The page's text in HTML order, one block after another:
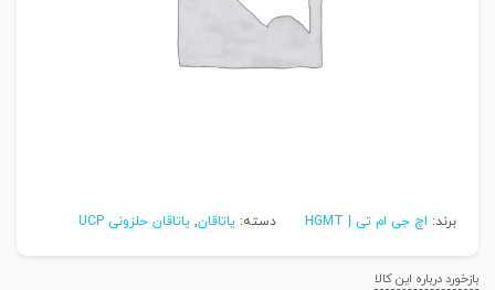
برند: اچ جی ام تی | HGMT دسته: یاتاقان, یاتاقان حلزونی UCP
بازخورد درباره این کالا